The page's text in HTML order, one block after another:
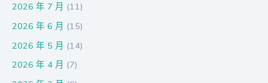
2026 年 7 月 (11)
2026 年 6 月 (15)
2026 年 5 月 (14)
2026 年 4 月 (7)